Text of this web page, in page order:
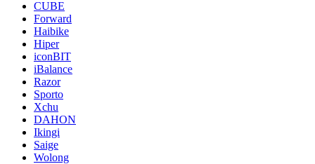
CUBE
Forward
Haibike
Hiper
iconBIT
iBalance
Razor
Sporto
Xchu
DAHON
Ikingi
Saige
Wolong